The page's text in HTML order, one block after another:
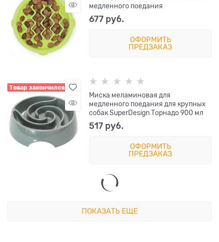
медленного поедания
677 руб.
ОФОРМИТЬ
ПРЕДЗАКАЗ
Товар закончился
Миска меламиновая для
медленного поедания для крупных
собак SuperDesign Торнадо 900 мл
517 руб.
ОФОРМИТЬ
ПРЕДЗАКАЗ
ПОКАЗАТЬ ЕЩЕ